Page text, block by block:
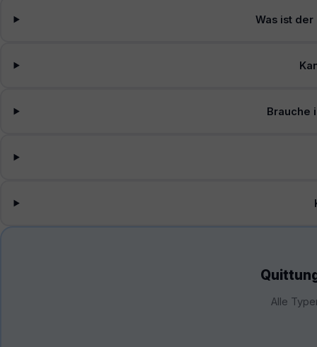
Was ist
Brauche
Alle